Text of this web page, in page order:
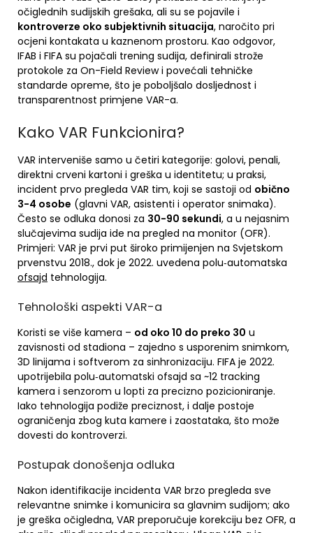
očiglednih sudijskih grešaka, ali su se pojavile i
kontroverze oko subjektivnih situacija, naročito pri
ocjeni kontakata u kaznenom prostoru. Kao odgovor,
IFAB i FIFA su pojačali trening sudija, definirali strože
protokole za On-Field Review i povećali tehničke
standarde opreme, što je poboljšalo dosljednost i
transparentnost primjene VAR-a.
Kako VAR Funkcionira?
VAR interveniše samo u četiri kategorije: golovi, penali,
direktni crveni kartoni i greška u identitetu; u praksi,
incident prvo pregleda VAR tim, koji se sastoji od obično
3-4 osobe (glavni VAR, asistenti i operator snimaka).
Često se odluka donosi za 30-90 sekundi, a u nejasnim
slučajevima sudija ide na pregled na monitor (OFR).
Primjeri: VAR je prvi put široko primijenjen na Svjetskom
prvenstvu 2018., dok je 2022. uvedena polu‑automatska
ofsajd tehnologija.
Tehnološki aspekti VAR-a
Koristi se više kamera – od oko 10 do preko 30 u
zavisnosti od stadiona – zajedno s usporenim snimkom,
3D linijama i softverom za sinhronizaciju. FIFA je 2022.
upotrijebila polu‑automatski ofsajd sa ~12 tracking
kamera i senzorom u lopti za precizno pozicioniranje.
Iako tehnologija podiže preciznost, i dalje postoje
ograničenja zbog kuta kamere i zaostataka, što može
dovesti do kontroverzi.
Postupak donošenja odluka
Nakon identifikacije incidenta VAR brzo pregleda sve
relevantne snimke i komunicira sa glavnim sudijom; ako
je greška očigledna, VAR preporučuje korekciju bez OFR, a